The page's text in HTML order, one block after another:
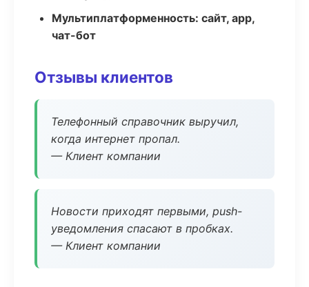
Мультиплатформенность: сайт, app,
чат-бот
Отзывы клиентов
Телефонный справочник выручил,
когда интернет пропал.
— Клиент компании
Новости приходят первыми, push-
уведомления спасают в пробках.
— Клиент компании